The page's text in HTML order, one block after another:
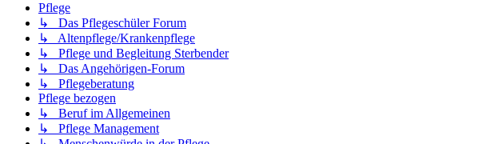
Pflege
↳ Das Pflegeschüler Forum
↳ Altenpflege/Krankenpflege
↳ Pflege und Begleitung Sterbender
↳ Das Angehörigen-Forum
↳ Pflegeberatung
Pflege bezogen
↳ Beruf im Allgemeinen
↳ Pflege Management